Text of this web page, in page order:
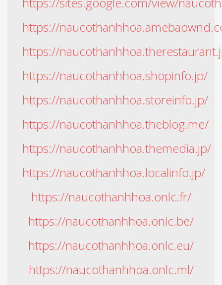
https://
https://
https://naucothanhhoa.shopinfo.jp/
https://naucothanhhoa.storeinfo.jp/
https://naucothanhhoa.theblog.me/
https://naucothanhhoa.themedia.jp/
https://naucothanhhoa.localinfo.jp/
https://naucothanhhoa.onlc.fr/
https://naucothanhhoa.onlc.be/
https://naucothanhhoa.onlc.eu/
https://naucothanhhoa.onlc.ml/